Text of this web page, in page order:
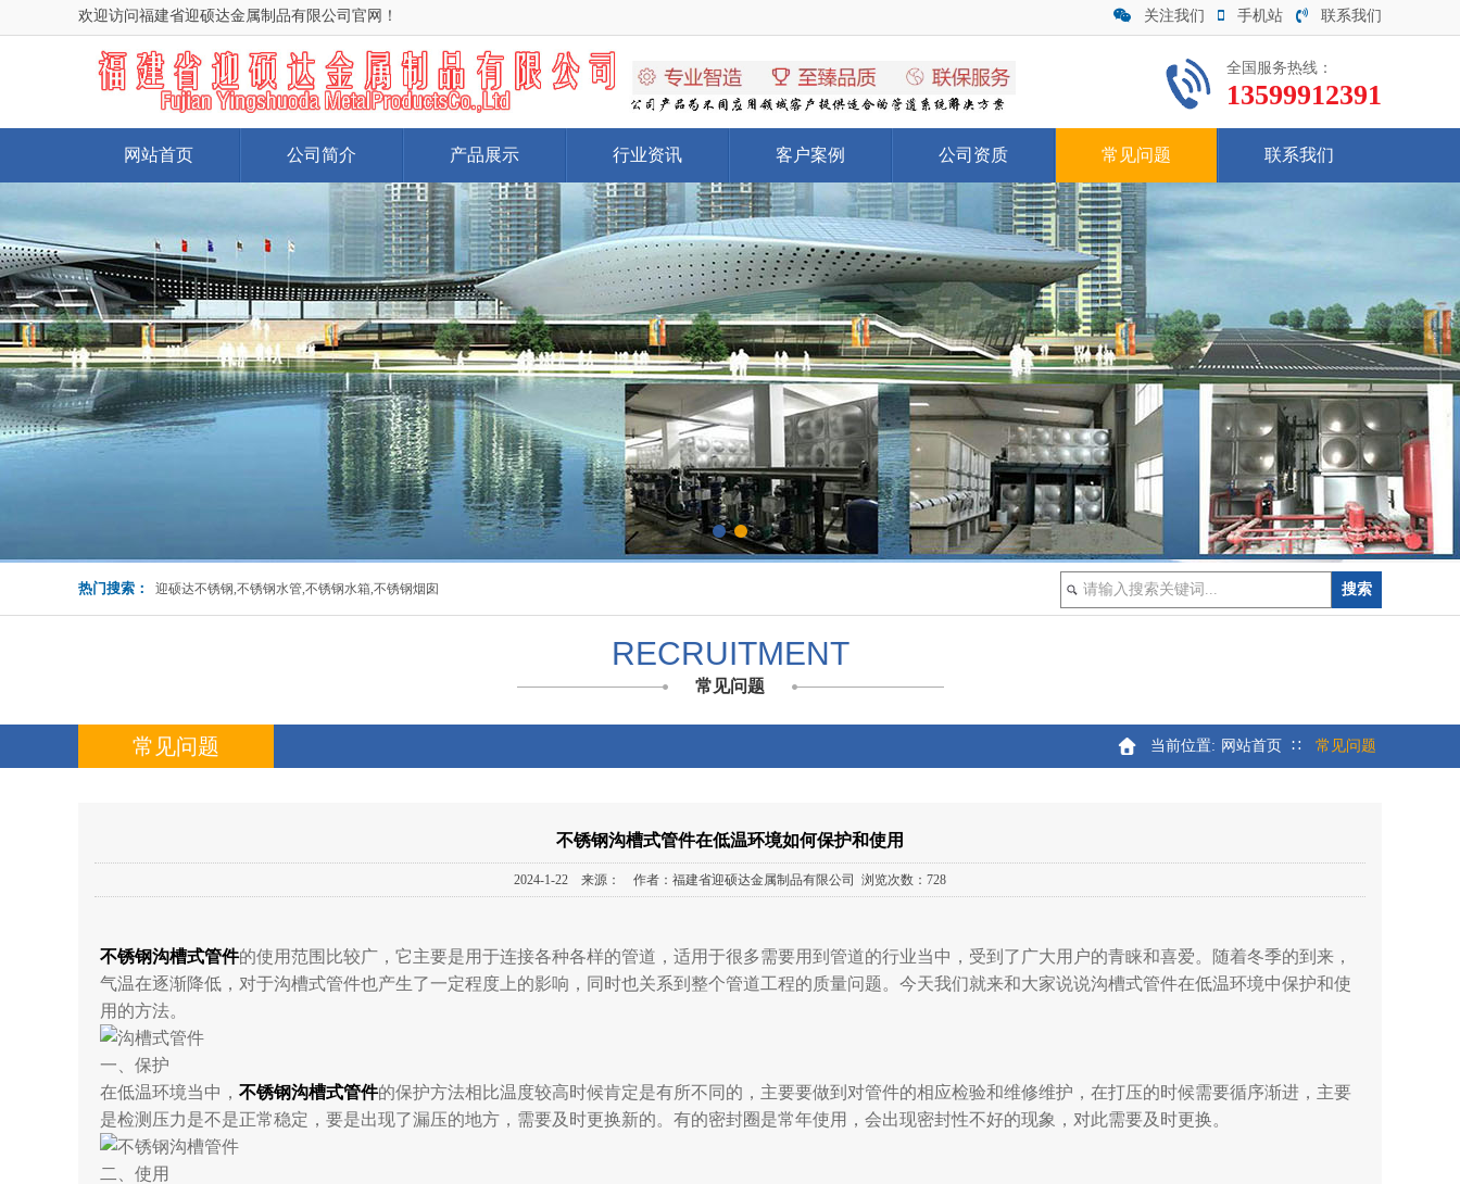
欢迎访问福建省迎硕达金属制品有限公司官网！ 关注我们 手机站 联系我们
全国服务热线：
13599912391
网站首页 公司简介 产品展示 行业资讯 客户案例 公司资质 常见问题 联系我们
热门搜索： 迎硕达不锈钢,不锈钢水管,不锈钢水箱,不锈钢烟囱
RECRUITMENT
常见问题
常见问题 当前位置: 网站首页 ∷ 常见问题
不锈钢沟槽式管件在低温环境如何保护和使用
2024-1-22 来源： 作者：福建省迎硕达金属制品有限公司 浏览次数：728
不锈钢沟槽式管件的使用范围比较广，它主要是用于连接各种各样的管道，适用于很多需要用到管道的行业当中，受到了广大用户的青睐和喜爱。随着冬季的到来，
气温在逐渐降低，对于沟槽式管件也产生了一定程度上的影响，同时也关系到整个管道工程的质量问题。今天我们就来和大家说说沟槽式管件在低温环境中保护和使
用的方法。
一、保护
在低温环境当中， 不锈钢沟槽式管件的保护方法相比温度较高时候肯定是有所不同的，主要要做到对管件的相应检验和维修维护，在打压的时候需要循序渐进，主要
是检测压力是不是正常稳定，要是出现了漏压的地方，需要及时更换新的。有的密封圈是常年使用，会出现密封性不好的现象，对此需要及时更换。
二、使用